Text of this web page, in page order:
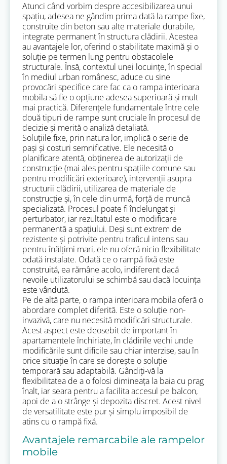
Atunci când vorbim despre accesibilizarea unui
spațiu, adesea ne gândim prima dată la rampe fixe,
construite din beton sau alte materiale durabile,
integrate permanent în structura clădirii. Acestea
au avantajele lor, oferind o stabilitate maximă și o
soluție pe termen lung pentru obstacolele
structurale. Însă, contextul unei locuințe, în special
în mediul urban românesc, aduce cu sine
provocări specifice care fac ca o rampa interioara
mobila să fie o opțiune adesea superioară și mult
mai practică. Diferențele fundamentale între cele
două tipuri de rampe sunt cruciale în procesul de
decizie și merită o analiză detaliată.
Soluțiile fixe, prin natura lor, implică o serie de
pași și costuri semnificative. Ele necesită o
planificare atentă, obținerea de autorizații de
construcție (mai ales pentru spațiile comune sau
pentru modificări exterioare), intervenții asupra
structurii clădirii, utilizarea de materiale de
construcție și, în cele din urmă, forță de muncă
specializată. Procesul poate fi îndelungat și
perturbator, iar rezultatul este o modificare
permanentă a spațiului. Deși sunt extrem de
rezistente și potrivite pentru traficul intens sau
pentru înălțimi mari, ele nu oferă nicio flexibilitate
odată instalate. Odată ce o rampă fixă este
construită, ea rămâne acolo, indiferent dacă
nevoile utilizatorului se schimbă sau dacă locuința
este vândută.
Pe de altă parte, o rampa interioara mobila oferă o
abordare complet diferită. Este o soluție non-
invazivă, care nu necesită modificări structurale.
Acest aspect este deosebit de important în
apartamentele închiriate, în clădirile vechi unde
modificările sunt dificile sau chiar interzise, sau în
orice situație în care se dorește o soluție
temporară sau adaptabilă. Gândiți-vă la
flexibilitatea de a o folosi dimineața la baia cu prag
înalt, iar seara pentru a facilita accesul pe balcon,
apoi de a o strânge și depozita discret. Acest nivel
de versatilitate este pur și simplu imposibil de
atins cu o rampă fixă.
Avantajele remarcabile ale rampelor
mobile